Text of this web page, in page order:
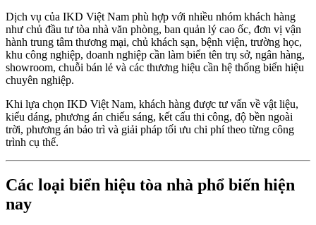
Dịch vụ của IKD Việt Nam phù hợp với nhiều nhóm khách hàng
như chủ đầu tư tòa nhà văn phòng, ban quản lý cao ốc, đơn vị vận
hành trung tâm thương mại, chủ khách sạn, bệnh viện, trường học,
khu công nghiệp, doanh nghiệp cần làm biển tên trụ sở, ngân hàng,
showroom, chuỗi bán lẻ và các thương hiệu cần hệ thống biển hiệu
chuyên nghiệp.
Khi lựa chọn IKD Việt Nam, khách hàng được tư vấn về vật liệu,
kiểu dáng, phương án chiếu sáng, kết cấu thi công, độ bền ngoài
trời, phương án bảo trì và giải pháp tối ưu chi phí theo từng công
trình cụ thể.
Các loại biển hiệu tòa nhà phổ biến hiện
nay